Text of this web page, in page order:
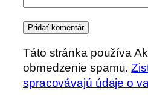
Táto stránka používa
obmedzenie spamu.
spracovávajú údaje o